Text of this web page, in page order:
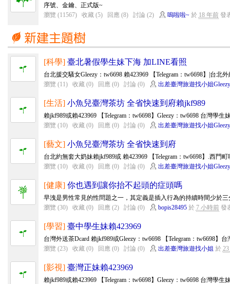
序號、金鑰、正式版~
瀏覽 (11567)
收藏 (5) 回應 (8) 討論 (2) 嗚啦啦~ 於 18 年前發
[科學] 臺北暑假學生妹下海 加LINE看照
台北援交騷女Gleezy：tw6698 賴423969 【Telegram：tw6698】|台北
瀏覽 (11)
收藏 (0) 回應 (0) 討論 (0) 出差臺灣旅遊找小姐
[生活] 小魚兒臺灣茶坊 全省快速到府賴jkf989
賴jkf989或賴423969 【Telegram：tw6698】Gleezy：tw6698 台灣學生
瀏覽 (10)
收藏 (0) 回應 (0) 討論 (0) 出差臺灣旅遊找小姐
[藝文] 小魚兒臺灣茶坊 全省快速到府
台北約無套大奶妹賴jkf989或 賴423969 【Telegram：tw6698】.西門
瀏覽 (10)
收藏 (0) 回應 (0) 討論 (0) 出差臺灣旅遊找小姐
[健康] 你也遇到讓你抬不起頭的症頭嗎
早洩是男性常見的性問題之一，其定義是插入行為的持續時間少於
瀏覽 (30)
收藏 (0) 回應 (2) 討論 (0) bopis28495於 7 小時前發
[學習] 臺中學生妹賴423969
台灣外送茶Dcard 賴jkf989或Gleezy：tw6698 【Telegram：tw6698】
瀏覽 (23)
收藏 (0) 回應 (0) 討論 (0) 出差臺灣旅遊找小姐 於
[影視] 臺灣正妹賴423969
賴jkf989或賴423969 【Telegram：tw6698】Gleezy：tw6698 台灣學生